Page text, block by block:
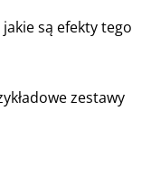
są efekty tego
zestawy